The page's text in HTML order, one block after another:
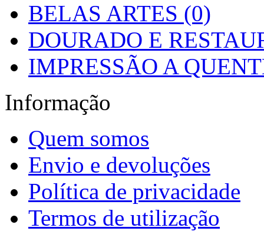
BELAS ARTES (0)
DOURADO E
IMPRESSÃO A
Informação
Quem somos
Envio e devoluções
Política de privacidade
Termos de utilização